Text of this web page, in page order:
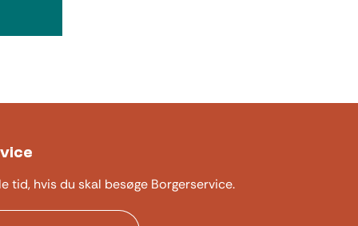
tid, hvis du skal besøge Borgerservice.